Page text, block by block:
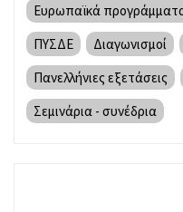
Ευρωπαϊκά
ΠΥΣΔΕ
Διαγωνισμοί
Πανελλήνιες εξετάσεις
Σεμινάρια - συνέδρια